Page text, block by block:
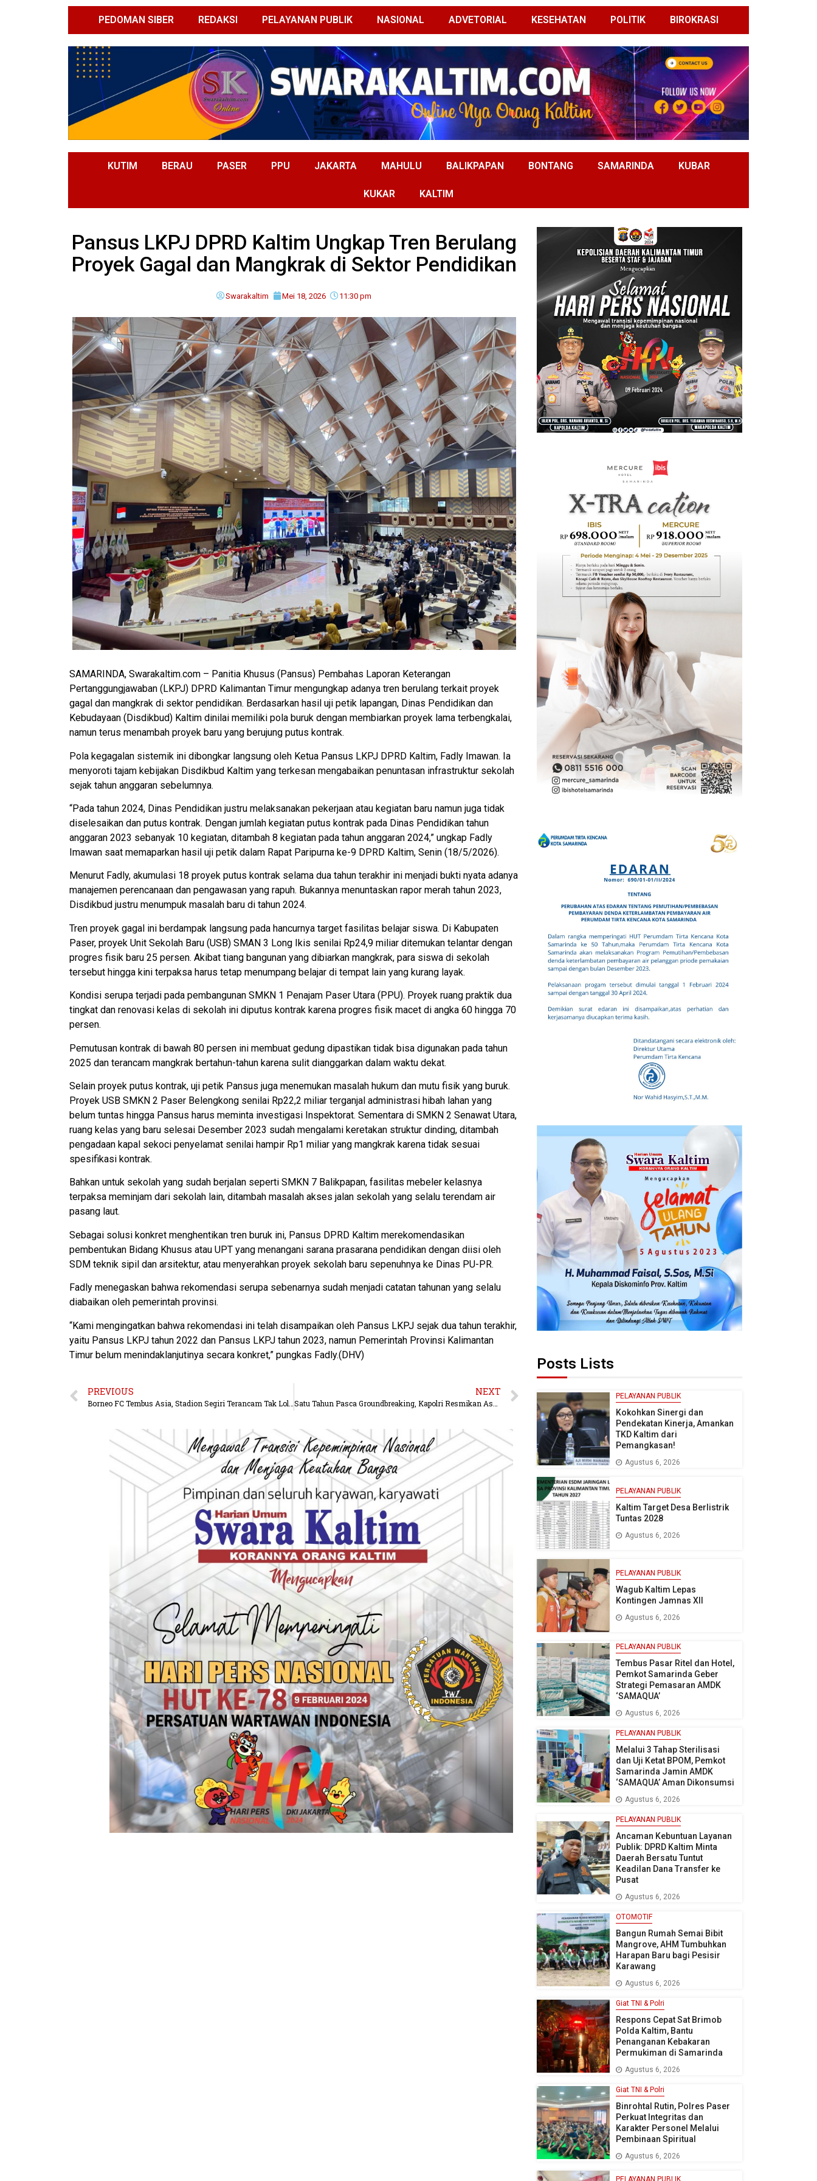
PEDOMAN SIBER REDAKSI PELAYANAN PUBLIK NASIONAL ADVETORIAL KESEHATAN POLITIK BIROKRASI
KUTIM BERAU PASER PPU JAKARTA MAHULU BALIKPAPAN BONTANG SAMARINDA KUBAR
KUKAR KALTIM
Pansus LKPJ DPRD Kaltim Ungkap Tren Berulang
Proyek Gagal dan Mangkrak di Sektor Pendidikan
Swarakaltim Mei 18, 2026 11:30 pm
SAMARINDA, Swarakaltim.com – Panitia Khusus (Pansus) Pembahas Laporan Keterangan
Pertanggungjawaban (LKPJ) DPRD Kalimantan Timur mengungkap adanya tren berulang terkait proyek
gagal dan mangkrak di sektor pendidikan. Berdasarkan hasil uji petik lapangan, Dinas Pendidikan dan
Kebudayaan (Disdikbud) Kaltim dinilai memiliki pola buruk dengan membiarkan proyek lama terbengkalai,
namun terus menambah proyek baru yang berujung putus kontrak.
Pola kegagalan sistemik ini dibongkar langsung oleh Ketua Pansus LKPJ DPRD Kaltim, Fadly Imawan. Ia
menyoroti tajam kebijakan Disdikbud Kaltim yang terkesan mengabaikan penuntasan infrastruktur sekolah
sejak tahun anggaran sebelumnya.
“Pada tahun 2024, Dinas Pendidikan justru melaksanakan pekerjaan atau kegiatan baru namun juga tidak
diselesaikan dan putus kontrak. Dengan jumlah kegiatan putus kontrak pada Dinas Pendidikan tahun
anggaran 2023 sebanyak 10 kegiatan, ditambah 8 kegiatan pada tahun anggaran 2024,” ungkap Fadly
Imawan saat memaparkan hasil uji petik dalam Rapat Paripurna ke-9 DPRD Kaltim, Senin (18/5/2026).
Menurut Fadly, akumulasi 18 proyek putus kontrak selama dua tahun terakhir ini menjadi bukti nyata adanya
manajemen perencanaan dan pengawasan yang rapuh. Bukannya menuntaskan rapor merah tahun 2023,
Disdikbud justru menumpuk masalah baru di tahun 2024.
Tren proyek gagal ini berdampak langsung pada hancurnya target fasilitas belajar siswa. Di Kabupaten
Paser, proyek Unit Sekolah Baru (USB) SMAN 3 Long Ikis senilai Rp24,9 miliar ditemukan telantar dengan
progres fisik baru 25 persen. Akibat tiang bangunan yang dibiarkan mangkrak, para siswa di sekolah
tersebut hingga kini terpaksa harus tetap menumpang belajar di tempat lain yang kurang layak.
Kondisi serupa terjadi pada pembangunan SMKN 1 Penajam Paser Utara (PPU). Proyek ruang praktik dua
tingkat dan renovasi kelas di sekolah ini diputus kontrak karena progres fisik macet di angka 60 hingga 70
persen.
Pemutusan kontrak di bawah 80 persen ini membuat gedung dipastikan tidak bisa digunakan pada tahun
2025 dan terancam mangkrak bertahun-tahun karena sulit dianggarkan dalam waktu dekat.
Selain proyek putus kontrak, uji petik Pansus juga menemukan masalah hukum dan mutu fisik yang buruk.
Proyek USB SMKN 2 Paser Belengkong senilai Rp22,2 miliar terganjal administrasi hibah lahan yang
belum tuntas hingga Pansus harus meminta investigasi Inspektorat. Sementara di SMKN 2 Senawat Utara,
ruang kelas yang baru selesai Desember 2023 sudah mengalami keretakan struktur dinding, ditambah
pengadaan kapal sekoci penyelamat senilai hampir Rp1 miliar yang mangkrak karena tidak sesuai
spesifikasi kontrak.
Bahkan untuk sekolah yang sudah berjalan seperti SMKN 7 Balikpapan, fasilitas mebeler kelasnya
terpaksa meminjam dari sekolah lain, ditambah masalah akses jalan sekolah yang selalu terendam air
pasang laut.
Sebagai solusi konkret menghentikan tren buruk ini, Pansus DPRD Kaltim merekomendasikan
pembentukan Bidang Khusus atau UPT yang menangani sarana prasarana pendidikan dengan diisi oleh
SDM teknik sipil dan arsitektur, atau menyerahkan proyek sekolah baru sepenuhnya ke Dinas PU-PR.
Fadly menegaskan bahwa rekomendasi serupa sebenarnya sudah menjadi catatan tahunan yang selalu
diabaikan oleh pemerintah provinsi.
“Kami mengingatkan bahwa rekomendasi ini telah disampaikan oleh Pansus LKPJ sejak dua tahun terakhir,
yaitu Pansus LKPJ tahun 2022 dan Pansus LKPJ tahun 2023, namun Pemerintah Provinsi Kalimantan
Timur belum menindaklanjutinya secara konkret,” pungkas Fadly.(DHV)
PREVIOUS NEXT
Posts Lists
PELAYANAN PUBLIK
Kokohkan Sinergi dan
Pendekatan Kinerja, Amankan
TKD Kaltim dari
Pemangkasan!
Agustus 6, 2026
PELAYANAN PUBLIK
Kaltim Target Desa Berlistrik
Tuntas 2028
Agustus 6, 2026
PELAYANAN PUBLIK
Wagub Kaltim Lepas
Kontingen Jamnas XII
Agustus 6, 2026
PELAYANAN PUBLIK
Tembus Pasar Ritel dan Hotel,
Pemkot Samarinda Geber
Strategi Pemasaran AMDK
‘SAMAQUA’
Agustus 6, 2026
PELAYANAN PUBLIK
Melalui 3 Tahap Sterilisasi
dan Uji Ketat BPOM, Pemkot
Samarinda Jamin AMDK
‘SAMAQUA’ Aman Dikonsumsi
Agustus 6, 2026
PELAYANAN PUBLIK
Ancaman Kebuntuan Layanan
Publik: DPRD Kaltim Minta
Daerah Bersatu Tuntut
Keadilan Dana Transfer ke
Pusat
Agustus 6, 2026
OTOMOTIF
Bangun Rumah Semai Bibit
Mangrove, AHM Tumbuhkan
Harapan Baru bagi Pesisir
Karawang
Agustus 6, 2026
Giat TNI & Polri
Respons Cepat Sat Brimob
Polda Kaltim, Bantu
Penanganan Kebakaran
Permukiman di Samarinda
Agustus 6, 2026
Giat TNI & Polri
Binrohtal Rutin, Polres Paser
Perkuat Integritas dan
Karakter Personel Melalui
Pembinaan Spiritual
Agustus 6, 2026
PELAYANAN PUBLIK